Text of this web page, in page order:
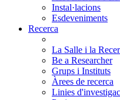
Instal·lacions
Esdeveniments
Recerca
La Salle i la
Be a Researcher
Grups i Instituts
Àrees de recerca
Linies